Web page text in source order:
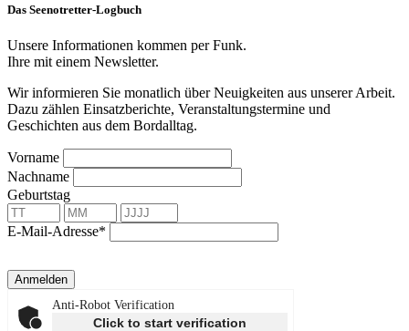
Das Seenotretter-Logbuch
Unsere Informationen kommen per Funk.
Ihre mit einem Newsletter.
Wir informieren Sie monatlich über Neuigkeiten aus unserer Arbeit.
Dazu zählen Einsatzberichte, Veranstaltungstermine und
Geschichten aus dem Bordalltag.
Vorname
Nachname
Geburtstag
E-Mail-Adresse*
Anmelden
Anti-Robot Verification
Click to start verification